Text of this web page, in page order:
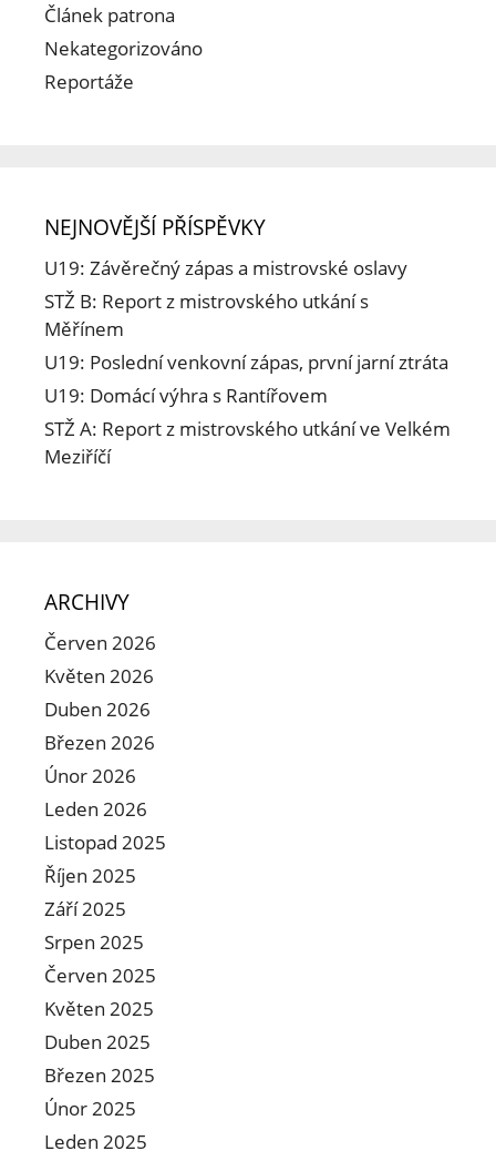
Článek patrona
Nekategorizováno
Reportáže
NEJNOVĚJŠÍ PŘÍSPĚVKY
U19: Závěrečný zápas a mistrovské oslavy
STŽ B: Report z mistrovského utkání s
Měřínem
U19: Poslední venkovní zápas, první jarní ztráta
U19: Domácí výhra s Rantířovem
STŽ A: Report z mistrovského utkání ve Velkém
Meziříčí
ARCHIVY
Červen 2026
Květen 2026
Duben 2026
Březen 2026
Únor 2026
Leden 2026
Listopad 2025
Říjen 2025
Září 2025
Srpen 2025
Červen 2025
Květen 2025
Duben 2025
Březen 2025
Únor 2025
Leden 2025